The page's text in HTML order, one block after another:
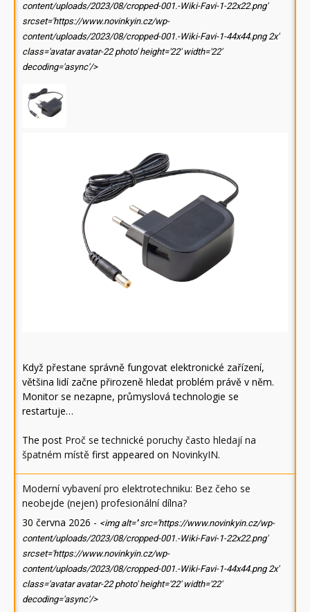
content/uploads/2023/08/cropped-001.-Wiki-Favi-1-22x22.png'
srcset='https://www.novinkyin.cz/wp-
content/uploads/2023/08/cropped-001.-Wiki-Favi-1-44x44.png 2x'
class='avatar avatar-22 photo' height='22' width='22'
decoding='async'/>
Když přestane správně fungovat elektronické zařízení,
většina lidí začne přirozeně hledat problém právě v něm.
Monitor se nezapne, průmyslová technologie se
restartuje…
The post Proč se technické poruchy často hledají na
špatném místě first appeared on NovinkyIN.
Moderní vybavení pro elektrotechniku: Bez čeho se
neobejde (nejen) profesionální dílna?
30 června 2026 - <img alt='' src='https://www.novinkyin.cz/wp-
content/uploads/2023/08/cropped-001.-Wiki-Favi-1-22x22.png'
srcset='https://www.novinkyin.cz/wp-
content/uploads/2023/08/cropped-001.-Wiki-Favi-1-44x44.png 2x'
class='avatar avatar-22 photo' height='22' width='22'
decoding='async'/>